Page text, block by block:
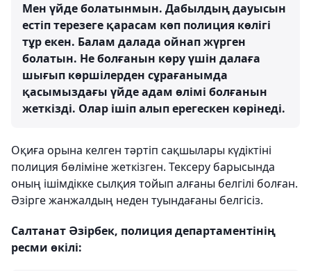
Мен үйде болатынмын. Дабылдың дауысын
естіп терезеге қарасам көп полиция көлігі
тұр екен. Балам далада ойнап жүрген
болатын. Не болғанын көру үшін далаға
шығып көршілерден сұрағанымда
қасымыздағы үйде адам өлімі болғанын
жеткізді. Олар ішіп алып ерегескен көрінеді.
Оқиға орына келген тәртіп сақшылары күдіктіні
полиция бөліміне жеткізген. Тексеру барысында
оның ішімдікке сылқия тойып алғаны белгілі болған.
Әзірге жанжалдың неден туындағаны белгісіз.
Салтанат Әзірбек, полиция департаментінің
ресми өкілі: